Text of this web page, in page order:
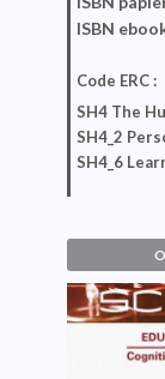
ISBN
Code ERC :
SH4 The
SH4_2
SH4_6